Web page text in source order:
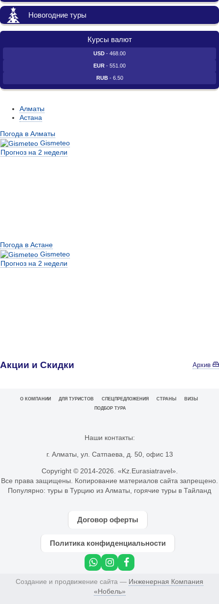
Новогодние туры
Курсы валют
USD - 468.00
EUR - 551.00
RUB- 6.50
Алматы
Астана
Погода в Алматы
Gismeteo
Прогноз на 2 недели
Погода в Астане
Gismeteo
Прогноз на 2 недели
Акции и Скидки Архив
О КОМПАНИИ ДЛЯ ТУРИСТОВ СПЕЦПРЕДЛОЖЕНИЯ СТРАНЫ
ВИЗЫ
ПОДБОР ТУРА
Наши контакты:
г. Алматы, ул. Сатпаева, д. 50, офис 13
Copyright © 2014-2026. «Kz.Eurasiatravel».
Все права защищены. Копирование материалов сайта запрещено.
Популярно: туры в Турцию из Алматы горячие туры в Тайланд
Договор оферты
Политика конфиденциальности
Создание и продвижение сайта — Инженерная Компания
«Нобель»